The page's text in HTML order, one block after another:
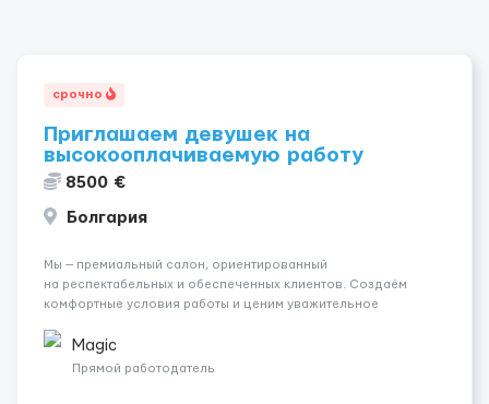
срочно
Приглашаем девушек на
высокооплачиваемую работу
8500 €
Болгария
Мы — премиальный салон, ориентированный
на респектабельных и обеспеченных клиентов. Создаём
комфортные условия работы и ценим уважительное
💎 Высокий доход — от 2000 € в неделю и выше 💎 Честная
сис...
Magic
Прямой работодатель